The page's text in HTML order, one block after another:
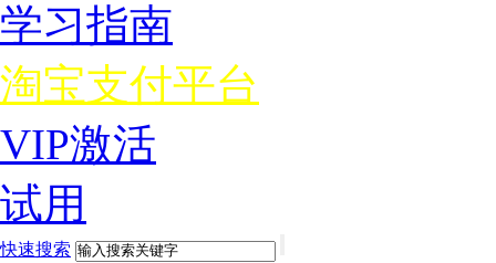
学习指南
淘宝支付平台
VIP激活
试用
快速搜索